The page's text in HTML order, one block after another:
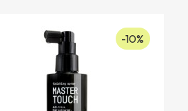
-10%